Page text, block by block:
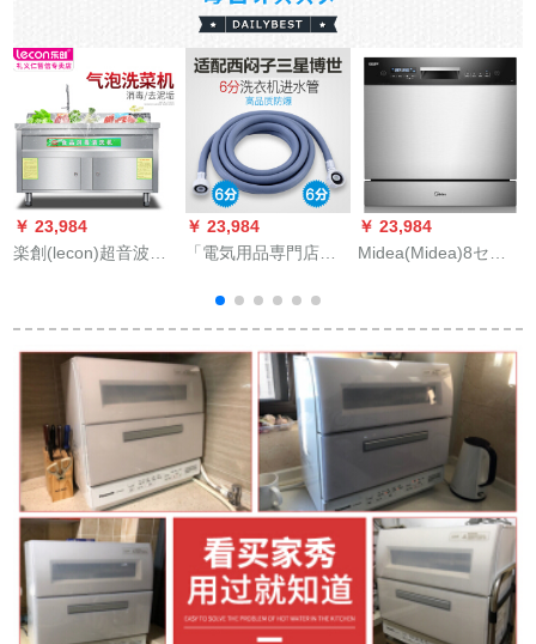
￥ 23,984
楽創(lecon)超音波商
プトン厨房清1.8 m洗
濯機/肉洗い機
￥ 23,984
「電気用品専門店」
の水道管食器洗濯機
六分ホースを延長
し、爆発防止ホース
を6分延長して、欧州
式2メトル三階の防爆
管を6分延長します。
￥ 23,984
Midea(Midea)8セク
洗浄机X 4-S